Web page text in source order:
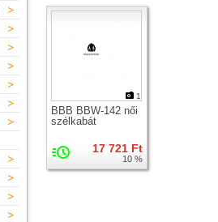
1
BBB BBW-142 női
szélkabát
17 721 Ft
10 %